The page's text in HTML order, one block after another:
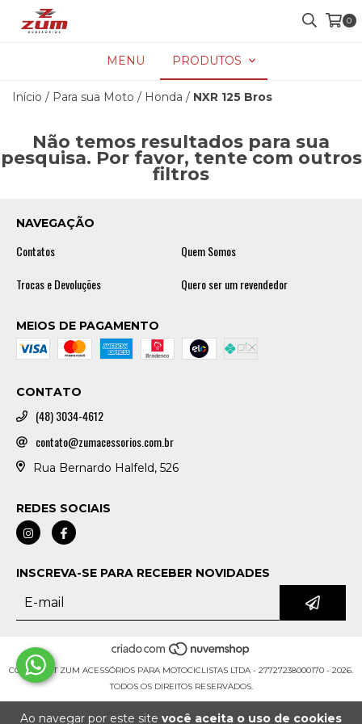
Ao navegar por este site você aceita o uso de cookies
0
MENU PRODUTOS
Início / Para sua Moto / Honda / NXR 125 Bros
Não temos resultados para sua
pesquisa. Por favor, tente com outros
filtros
NAVEGAÇÃO
Contatos
Quem Somos
Trocas e Devoluções
Quero ser um revendedor
MEIOS DE PAGAMENTO
CONTATO
(48) 3034-4612
contato@zumacessorios.com.br
Rua Bernardo Halfeld, 526
REDES SOCIAIS
INSCREVA-SE PARA RECEBER NOVIDADES
COPYRIGHT ZUM ACESSÓRIOS PARA MOTOCICLISTAS LTDA - 27727238000170 - 2026.
TODOS OS DIREITOS RESERVADOS.